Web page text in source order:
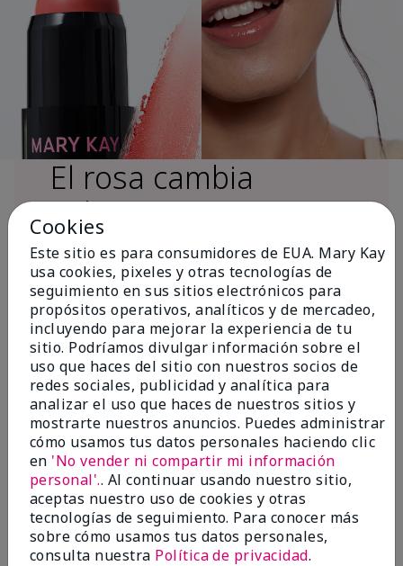
El rosa cambia
vidas®
Más de $18 millones donados a nivel
global desde 2008 para impulsar la
investigación contra el cáncer, erradicar
la violencia doméstica, promover el
empoderamiento económico y
transformar comunidades.
Cookies
Este sitio es para consumidores de EUA. Mary Kay
usa cookies, pixeles y otras tecnologías de
seguimiento en sus sitios electrónicos para
propósitos operativos, analíticos y de mercadeo,
incluyendo para mejorar la experiencia de tu
sitio. Podríamos divulgar información sobre el
uso que haces del sitio con nuestros socios de
redes sociales, publicidad y analítica para
analizar el uso que haces de nuestros sitios y
mostrarte nuestros anuncios. Puedes administrar
cómo usamos tus datos personales haciendo clic
en 'No vender ni compartir mi información
personal'.. Al continuar usando nuestro sitio,
aceptas nuestro uso de cookies y otras
tecnologías de seguimiento. Para conocer más
sobre cómo usamos tus datos personales,
consulta nuestra Política de privacidad.